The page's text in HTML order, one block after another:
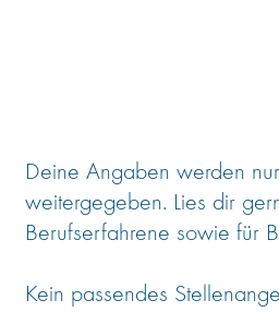
Deine Angaben werden
weitergegeben. Lies dir
Berufserfahrene sowie für
Kein passendes